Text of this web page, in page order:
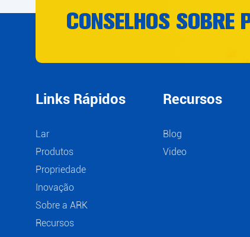
CONSELHOS SOBRE
Links Rápidos
Lar
Produtos
Propriedade
Inovação
Sobre a ARK
Recursos
Recursos
Blog
Video